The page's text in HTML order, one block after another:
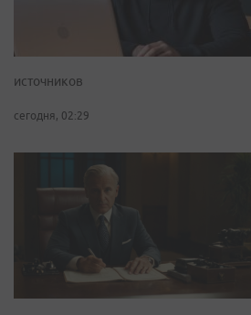
источников
сегодня, 02:29